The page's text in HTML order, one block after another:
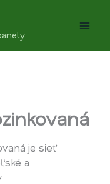
je sieť
a